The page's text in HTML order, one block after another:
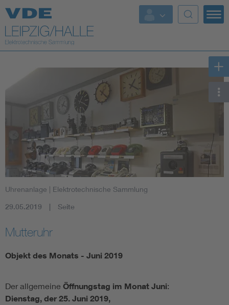
Top-Themen
Uhrenanlage | Elektrotechnische Sammlung
29.05.2019 Seite
Mutteruhr
Objekt des Monats - Juni 2019
Der allgemeine Öffnungstag im Monat Juni:
Dienstag, der 25. Juni 2019,